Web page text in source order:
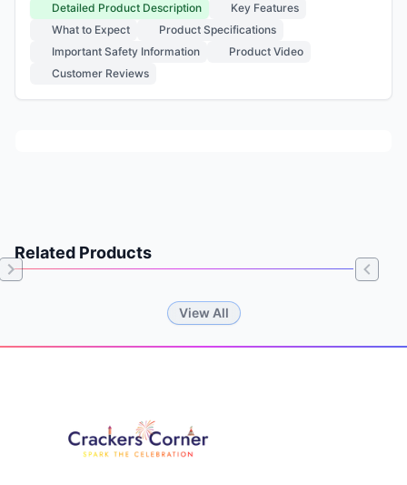
Detailed Product Description
Key Features
What to Expect
Product Specifications
Important Safety Information
Product Video
Customer Reviews
Related Products
View All
of